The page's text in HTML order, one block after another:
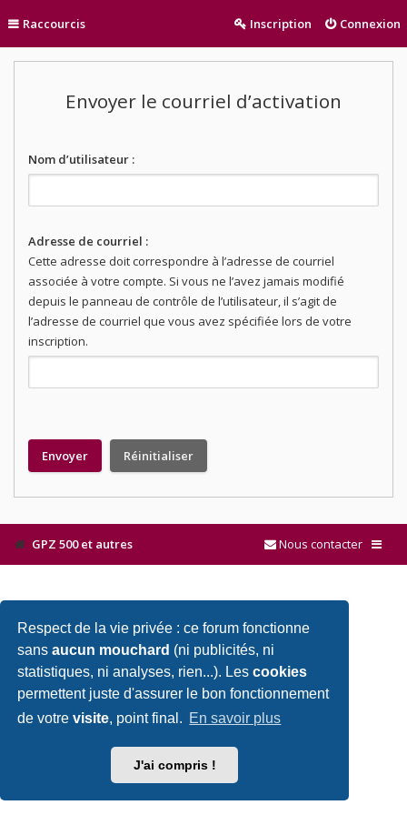
Respect de la vie privée : ce forum fonctionne
sansaucun mouchard (ni publicités, ni
statistiques, ni analyses, rien...). Lescookies
permettent juste d'assurer le bon fonctionnement
de votrevisite, point final. En savoir plus
J'ai compris !
Raccourcis Connexion
Inscription
Envoyer le courriel d’activation
Nom d’utilisateur :
Adresse de courriel :
Cette adresse doit correspondre à l’adresse de courriel
associée à votre compte. Si vous ne l’avez jamais modifié
depuis le panneau de contrôle de l’utilisateur, il s’agit de
l’adresse de courriel que vous avez spécifiée lors de votre
inscription.
GPZ 500 et autres Nous contacter